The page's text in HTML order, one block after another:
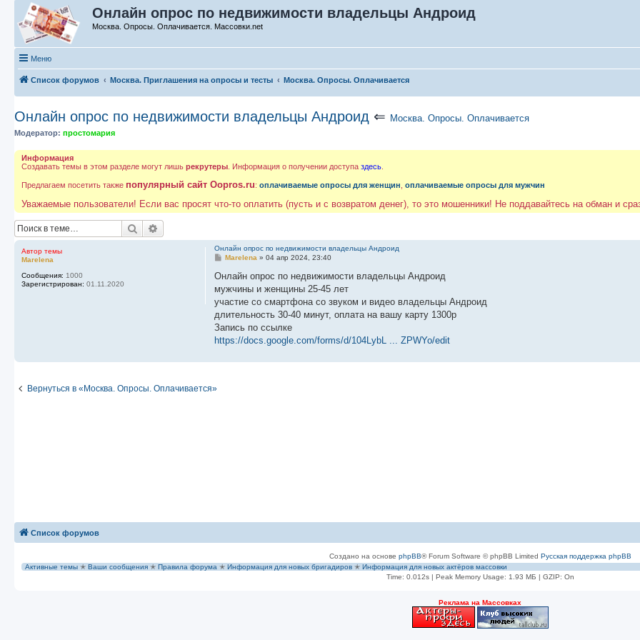
Онлайн опрос по недвижимости владельцы Андроид
Москва. Опросы. Оплачивается. Массовки.net
Меню
Список форумов Москва. Приглашения на опросы и тесты Москва. Опросы. Оплачивается
Онлайн опрос по недвижимости владельцы Андроид ⇐ Москва. Опросы. Оплачивается
Модератор: простомария
Информация
Создавать темы в этом разделе могут лишь рекрутеры . Информация о получении доступа здесь
Предлагаем посетить также популярный сайт Oopros.ru: оплачиваемые опросы для женщин оплачиваемые опросы для мужчин
Уважаемые пользователи! Если вас просят что-то оплатить (пусть и с возвратом денег), то это мошенники! Не поддавайтесь на обман и
Поиск
Автор темы
Marelena
Сообщения: 1000
Зарегистрирован: 01.11.2020
Онлайн опрос по недвижимости владельцы Андроид
С
о
щ
е
и
е
Marelena »04 апр 2024, 23:40
Онлайн опрос по недвижимости владельцы Андроид
мужчины и женщины 25-45 лет
участие со смартфона со звуком и видео владельцы Андроид
длительность 30-40 минут, оплата на вашу карту 1300р
Запись по ссылке
https://docs.google.com/forms/d/104LybL ... ZPWYo/edit
Вернуться в «Москва. Опросы. Оплачивается»
Список форумов
Создано на основе phpBB® Forum Software © phpBB Limited Русская поддержка phpBB
Активные темы ✭ Ваши сообщения ✭ Правила форума ✭ Информация для новых бригадиров ✭ Информация для новых актёров массовки
Time: 0.012s| Peak Memory Usage: 1.93 МБ | GZIP: On
Рeклама на Массовках